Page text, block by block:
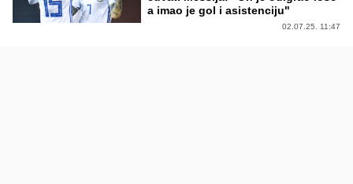
a imao je gol i asistenciju"
02.07.25. 11:47